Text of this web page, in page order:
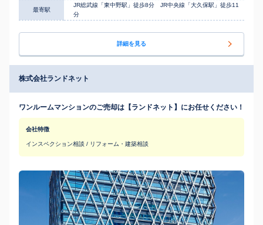
最寄駅
JR総武線「東中野駅」徒歩8分 JR中央線「大久保駅」徒歩11
分
詳細を見る
株式会社ランドネット
ワンルームマンションのご売却は【ランドネット】にお任せください！
会社特徴
インスペクション相談 / リフォーム・建築相談